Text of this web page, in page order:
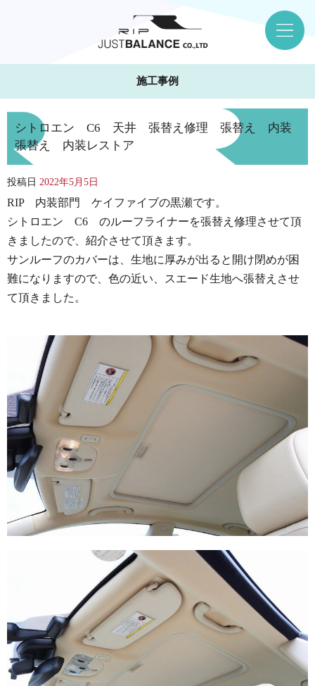
施工事例
シトロエン C6 天井 張替え修理 張替え 内装
張替え 内装レストア
投稿日 2022年5月5日
RIP 内装部門 ケイファイブの黒瀬です。
シトロエン C6 のルーフライナーを張替え修理させて頂
きましたので、紹介させて頂きます。
サンルーフのカバーは、生地に厚みが出ると開け閉めが困
難になりますので、色の近い、スエード生地へ張替えさせ
て頂きました。